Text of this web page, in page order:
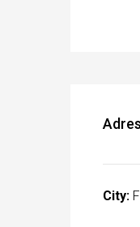
City: